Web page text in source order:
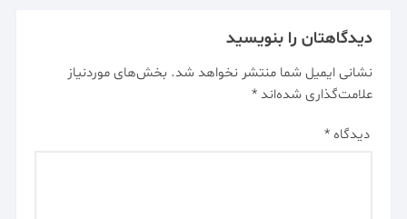
دیدگاهتان را بنویسید
نشانی ایمیل شما منتشر نخواهد شد. بخش‌های موردنیاز
علامت‌گذاری شده‌اند*
دیدگاه*